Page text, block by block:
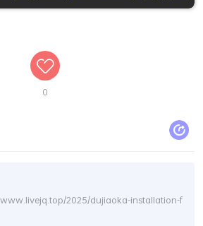
0
2025/dujiaoka-installation-f